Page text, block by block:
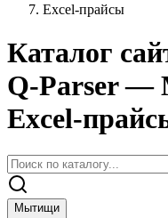
Excel-прайсы
Каталог
Q-Parser—
Excel-
Мытищи